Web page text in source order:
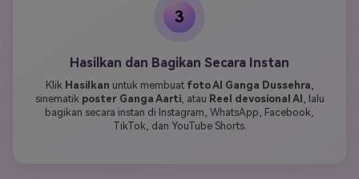
3
Hasilkan dan Bagikan Secara Instan
Klik Hasilkan untuk membuat foto AI Ganga Dussehra,
sinematik poster Ganga Aarti, atau Reel devosional AI , lalu
bagikan secara instan di Instagram, WhatsApp, Facebook,
TikTok, dan YouTube Shorts.